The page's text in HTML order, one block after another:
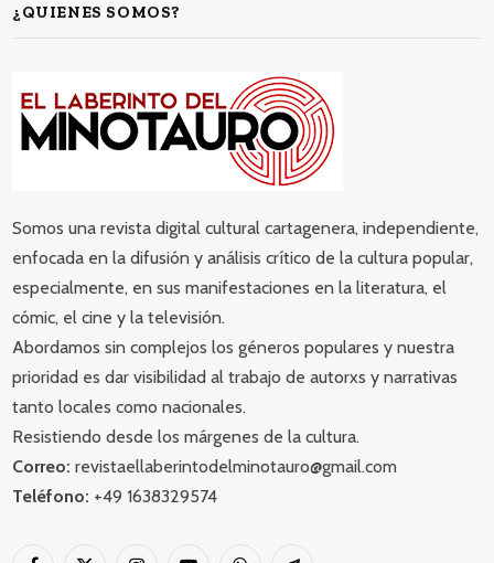
¿QUIENES SOMOS?
Somos una revista digital cultural cartagenera, independiente,
enfocada en la difusión y análisis crítico de la cultura popular,
especialmente, en sus manifestaciones en la literatura, el
cómic, el cine y la televisión.
Abordamos sin complejos los géneros populares y nuestra
prioridad es dar visibilidad al trabajo de autorxs y narrativas
tanto locales como nacionales.
Resistiendo desde los márgenes de la cultura.
Correo: revistaellaberintodelminotauro@gmail.com
Teléfono: +49 1638329574